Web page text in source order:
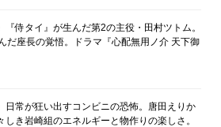
『侍タイ』が生んだ第2の主役・田村ツトム。
だ座長の覚悟。ドラマ『心配無用ノ介 天下御
日常が狂い出すコンビニの恐怖。唐田えりか
しき岩崎組のエネルギーと物作りの楽しさ。